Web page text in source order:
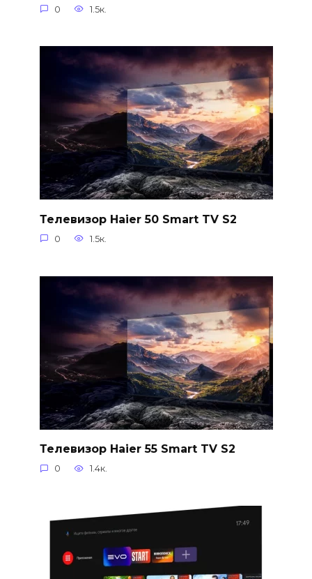
0 1.5к.
Телевизор Haier 50 Smart TV S2
0 1.5к.
Телевизор Haier 55 Smart TV S2
0 1.4к.